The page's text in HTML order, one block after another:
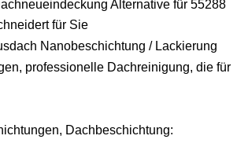
Alternative für 55288
für Sie
Nanobeschichtung / Lackierung
professionelle Dachreinigung, die für
Dachbeschichtung: